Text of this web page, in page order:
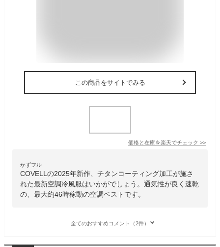
この商品をサイトでみる
価格と在庫を楽天でチェック >>
かずフル
COVELLの2025年新作、チタンコーティング加工が施さ
れた最新空調冷風服はいかがでしょう。通気性が良く速乾
の、最大約46時稼動の空調ベストです。
全てのおすすめコメント（2件）